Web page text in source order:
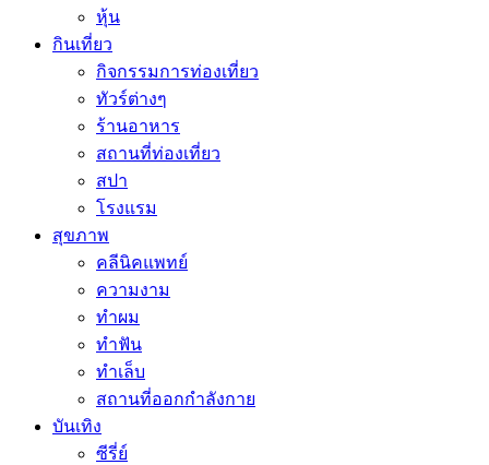
หุ้น
กินเที่ยว
กิจกรรมการท่องเที่ยว
ทัวร์ต่างๆ
ร้านอาหาร
สถานที่ท่องเที่ยว
สปา
โรงแรม
สุขภาพ
คลีนิคแพทย์
ความงาม
ทำผม
ทำฟัน
ทำเล็บ
สถานที่ออกกำลังกาย
บันเทิง
ซีรี่ย์